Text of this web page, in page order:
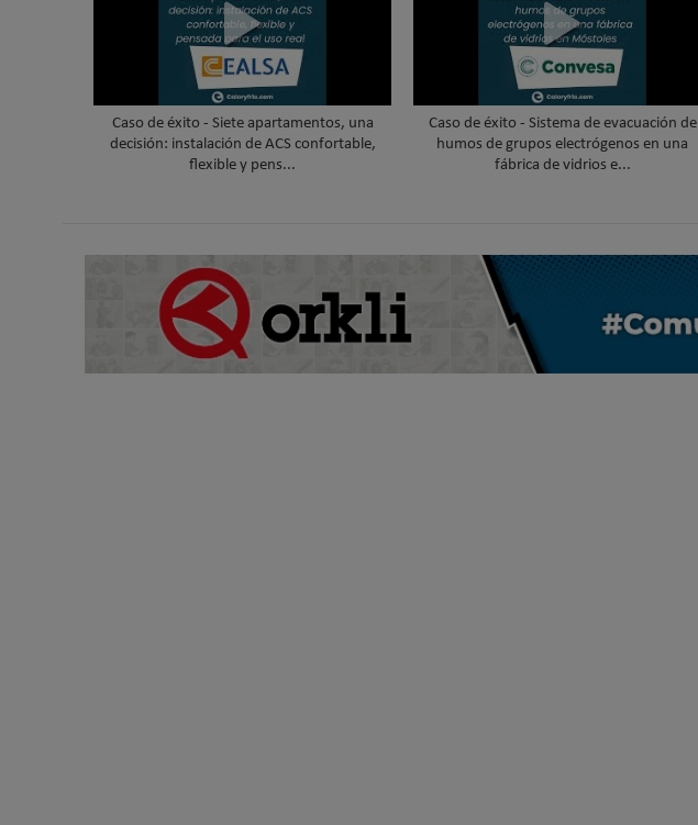
Caso de éxito - Siete apartamentos, una
decisión: instalación de ACS confortable,
flexible y pens...
Caso de éxito - Sistema de evacuación de
humos de grupos electrógenos en una
fábrica de vidrios e...